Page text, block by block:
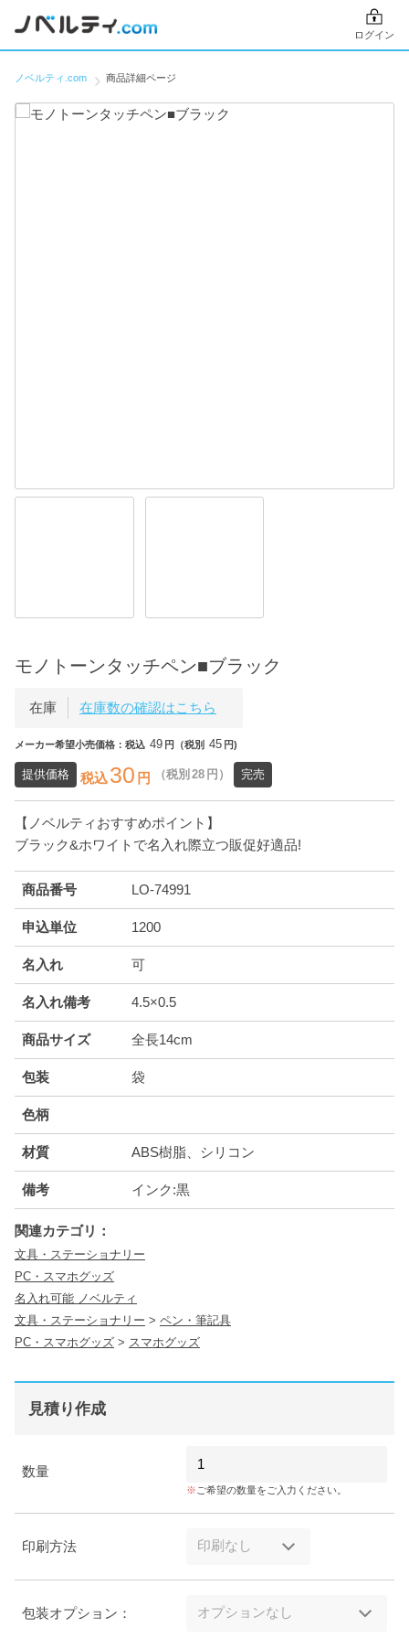
ログイン
ノベルティ.com 商品詳細ページ
モノトーンタッチペン■ブラック
在庫 在庫数の確認はこちら
メーカー希望小売価格：税込 49 円（税別 45 円)
提供価格 税込30 円 （税別 28 円） 完売
【ノベルティおすすめポイント】
ブラック&ホワイトで名入れ際立つ販促好適品!
商品番号 LO-74991
申込単位 1200
名入れ 可
名入れ備考 4.5×0.5
商品サイズ 全長14cm
包装 袋
色柄
材質 ABS樹脂、シリコン
備考 インク:黒
関連カテゴリ：
文具・ステーショナリー
PC・スマホグッズ
名入れ可能 ノベルティ
文具・ステーショナリー > ペン・筆記具
PC・スマホグッズ > スマホグッズ
見積り作成
数量
ご希望の数量をご入力ください。
印刷方法
包装オプション：